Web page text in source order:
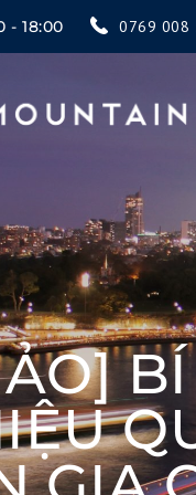
- 18:00 0769 008
BÍ